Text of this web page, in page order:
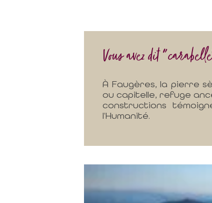
Vous avez dit
À Faugères, la pierre
ou capitelle, refuge
constructions
l’Humanité.